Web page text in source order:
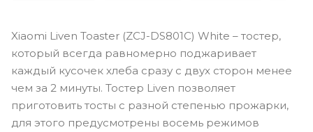
Xiaomi Liven Toaster (ZCJ-DS801C) White – тостер,
который всегда равномерно поджаривает
каждый кусочек хлеба сразу с двух сторон менее
чем за 2 минуты. Тостер Liven позволяет
приготовить тосты с разной степенью прожарки,
для этого предусмотрены восемь режимов